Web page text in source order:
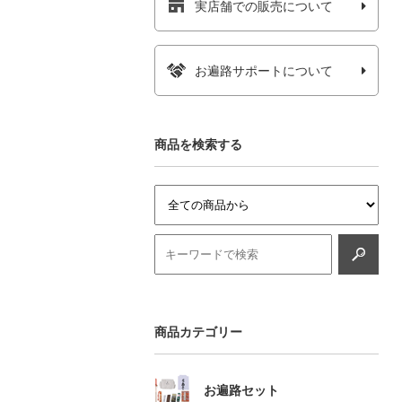
実店舗での販売について
お遍路サポートについて
商品を検索する
商品カテゴリー
お遍路セット